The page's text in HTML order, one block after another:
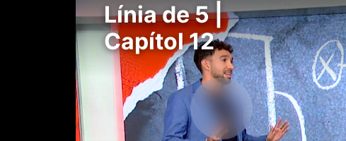
Línia de 5 |
Capítol 12